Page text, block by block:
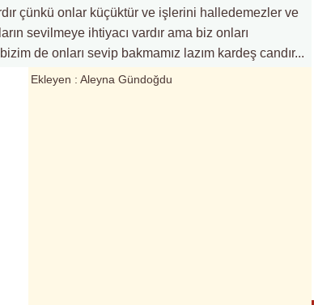
çünkü onlar küçüktür ve işlerini halledemezler ve
sevilmeye ihtiyacı vardır ama biz onları
de onları sevip bakmamız lazım kardeş candır...
Ekleyen : Aleyna Gündoğdu